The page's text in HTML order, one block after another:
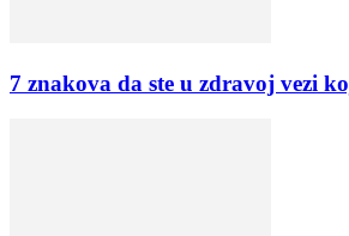
7 znakova da ste u zdravoj vezi